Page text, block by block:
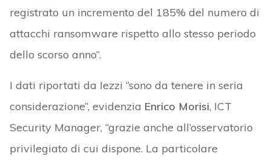
registrato un incremento del 185% del numero di
attacchi ransomware rispetto allo stesso periodo
dello scorso anno”.
I dati riportati da Iezzi “sono da tenere in seria
considerazione”, evidenzia Enrico Morisi, ICT
Security Manager, “grazie anche all’osservatorio
privilegiato di cui dispone. La particolare